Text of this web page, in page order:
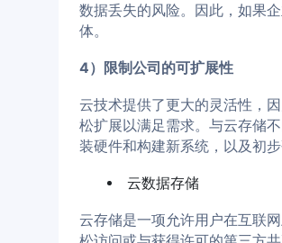
数据丢失的风险。因此，如果
体。
4）限制公司的可扩展性
云技术提供了更大的灵活性，
松扩展以满足需求。与云存储
装硬件和构建新系统，以及初
云数据存储
云存储是一项允许用户在互联